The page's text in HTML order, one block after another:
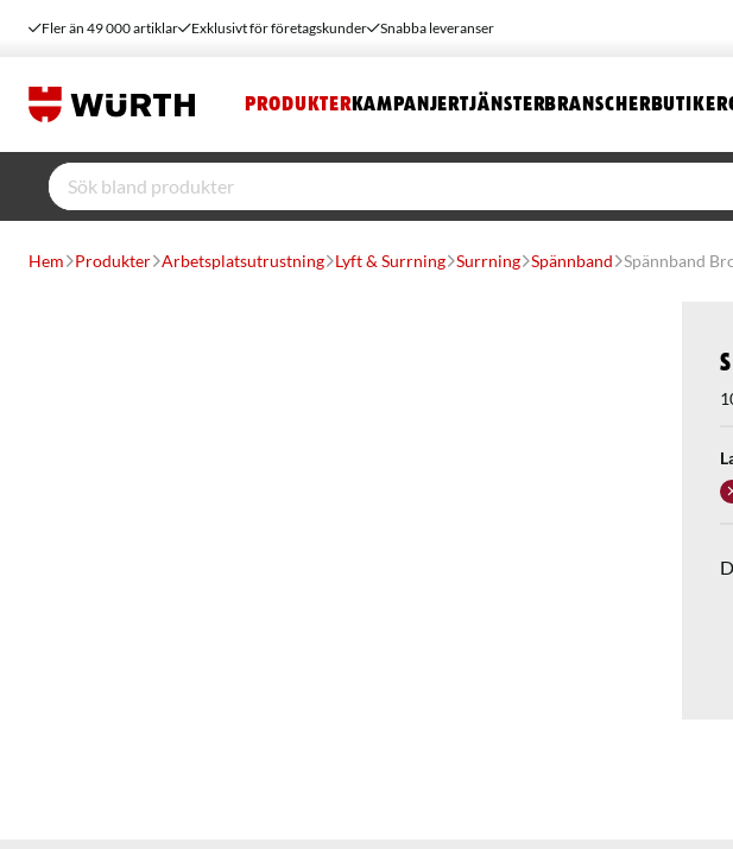
Fler än 49 000 artiklar Exklusivt för företagskunder Snabba leveranser
PRODUKTER KAMPANJERTJÄNSTERBRANSCHERBUTIKER
Hem Produkter Arbetsplatsutrustning Lyft & Surrning Surrning Spännband Spännband